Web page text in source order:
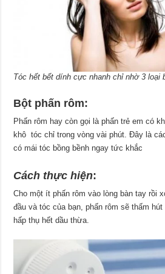
Tóc hết bết dính cực nhanh chỉ nhờ 3 loại
Bột phấn rôm:
Phấn rôm hay còn gọi là phấn trẻ em có
khô tóc chỉ trong vòng vài phút. Đây là
có mái tóc bồng bềnh ngay tức khắc
Cách thực hiện:
Cho một ít phấn rôm vào lòng bàn tay rồi
đầu và tóc của bạn, phấn rôm sẽ thấm
hấp thụ hết dầu thừa.